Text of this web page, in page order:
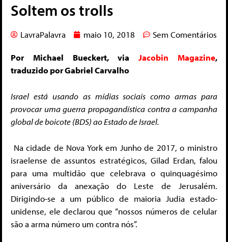
Soltem os trolls
LavraPalavra maio 10, 2018 Sem Comentários
Por Michael Bueckert, viaJacobin Magazine,
traduzido por Gabriel Carvalho
Israel está usando as mídias sociais como armas para
provocar uma guerra propagandística contra a campanha
global de boicote (BDS) ao Estado de Israel.
Na cidade de Nova York em Junho de 2017, o ministro
israelense de assuntos estratégicos, Gilad Erdan, falou
para uma multidão que celebrava o quinquagésimo
aniversário da anexação do Leste de Jerusalém.
Dirigindo-se a um público de maioria Judia estado-
unidense, ele declarou que “nossos números de celular
são a arma número um contra nós”.